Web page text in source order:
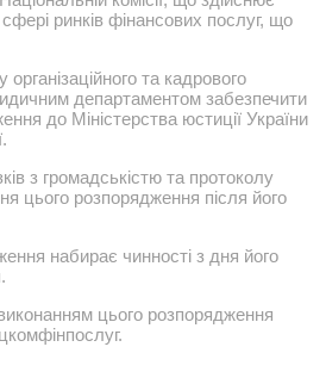
ринків фінансових послуг, що
та кадрового
департаментом забезпечити
до Міністерства юстиції України
з громадськістю та протоколу
цього розпорядження після його
набирає чинності з дня його
цього розпорядження